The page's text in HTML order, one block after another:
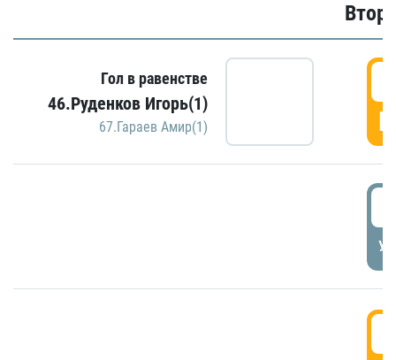
Гол в равенстве
46.Руденков Игорь(1)
67.Гараев Амир(1)